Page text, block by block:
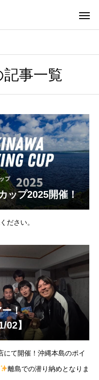
事一覧
ップ2025開催！
ださい。
！
】
にて開催！沖縄本島のポイ
離島での潜り納めとなりま